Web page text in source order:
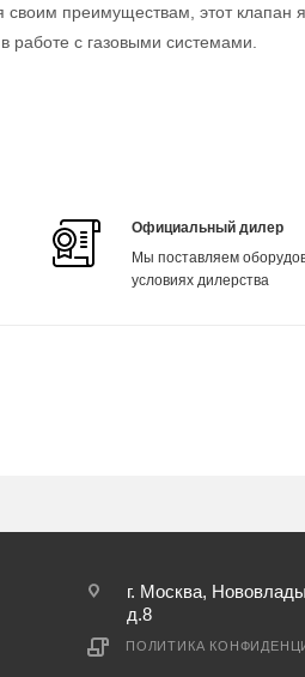
своим преимуществам, этот клапан
с газовыми системами.
Официальный дилер
Мы поставляем
условиях дилерства
г. Москва,
д.8
ПОЛИТИКА